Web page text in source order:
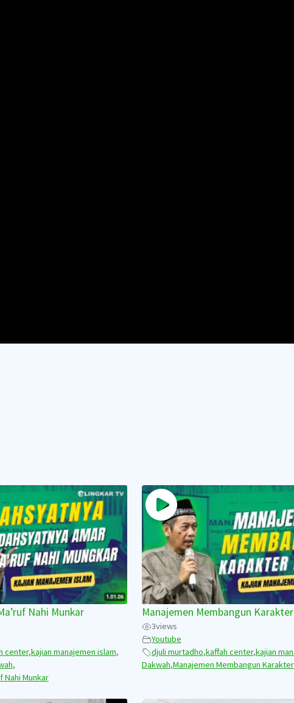
Nahi Munkar
center,kajian manajemen islam,
,
Nahi Munkar
Manajemen Membangun
3views
Youtube
djuli murtadho,kaffah center,kajian
Dakwah,Manajemen Membangun